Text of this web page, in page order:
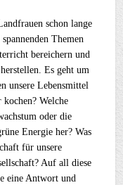
schon lange
Themen
bereichern und
Es geht um
unsere Lebensmittel
Welche
oder die
Energie her? Was
für unsere
Auf all diese
eine Antwort und